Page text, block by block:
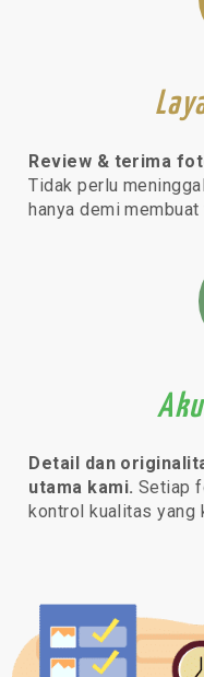
Review & terima
Tidak perlu
hanya demi
Detail dan
utama kami. Setiap
kontrol kualitas yang